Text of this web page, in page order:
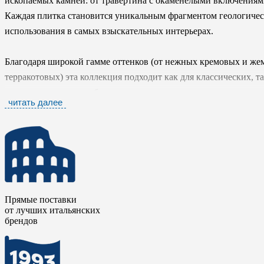
Каждая плитка становится уникальным фрагментом
использования в самых взыскательных интерьерах.
Благодаря широкой гамме оттенков (от нежных кремовых и
терракотовых) эта коллекция подходит как для классических,
латунными, хромированными или мраморными элементами
Керамический гранит
форматах - от классических квадратов до крупноформатных
пола, так и для стен, включая фартуки кухонь, столешницы и
влагостойкости и устойчивости к пятнам, этот материал
салонах, ресторанах и отелях.
читать далее
Прямые поставки
от лучших итальянских
брендов